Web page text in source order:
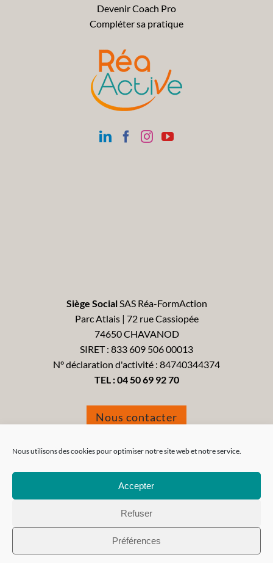
Nous utilisons des cookies pour optimiser notre site web et notre service.
Accepter
Refuser
Préférences
Devenir Coach Pro
Compléter sa pratique
Siège SocialSAS Réa-FormAction
Parc Atlais | 72 rue Cassiopée
74650 CHAVANOD
SIRET : 833 609 506 00013
N° déclaration d'activité : 84740344374
TEL :04 50 69 92 70
Nous contacter
Tous droits réservés 2021 - Réa-FormAction -
Légales-CGV-CGU-Politique de confidentialité